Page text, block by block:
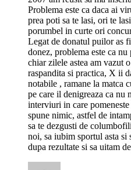
Problema este ca daca ai
prea poti sa te lasi, ori te
porumbel in curte ori
Legat de donatul puilor as
donez, problema este ca nu
chiar zilele astea am vazut
raspandita si practica, X ii
notabile , ramane la matca
pe care il denigreaza ca
interviuri in care
spune nimic, astfel de
sa te dezgusti de
noi, sa iubim sportul asta si
dupa rezultate si sa uitam